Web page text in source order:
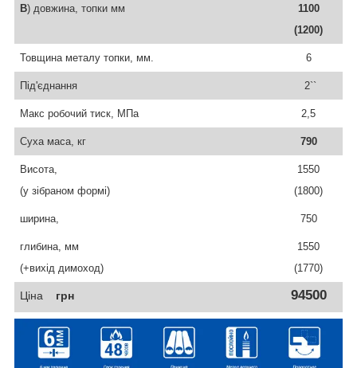
В) довжина,топки мм
1100
(1200)
Товщина металу топки, мм. 6
Під'єднання 2``
Макс робочий тиск, МПа 2,5
Суха маса, кг 790
Висота,
(у зібраном формі)
1550
(1800)
ширина, 750
глибина, мм
(+вихід димоход)
1550
(1770)
Ціна грн 94500